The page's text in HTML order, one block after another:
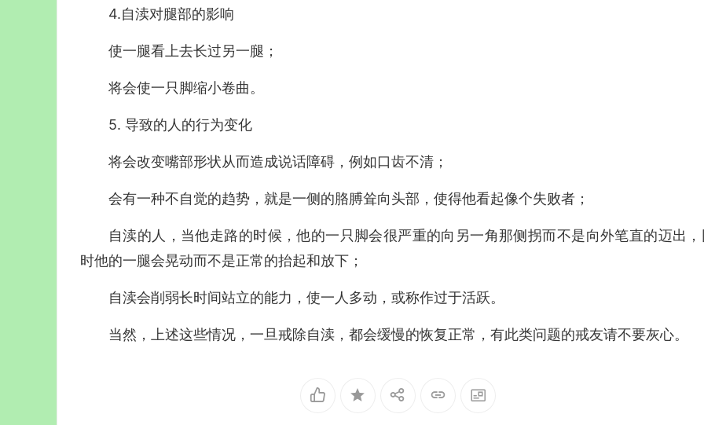
4.自渎对腿部的影响
使一腿看上去长过另一腿；
将会使一只脚缩小卷曲。
5. 导致的人的行为变化
将会改变嘴部形状从而造成说话障碍，例如口齿不清；
会有一种不自觉的趋势，就是一侧的胳膊耸向头部，使得他看起像个失败者；
自渎的人，当他走路的时候，他的一只脚会很严重的向另一角那侧拐而不是向外笔直的迈出
时他的一腿会晃动而不是正常的抬起和放下；
自渎会削弱长时间站立的能力，使一人多动，或称作过于活跃。
当然，上述这些情况，一旦戒除自渎，都会缓慢的恢复正常，有此类问题的戒友请不要灰心。